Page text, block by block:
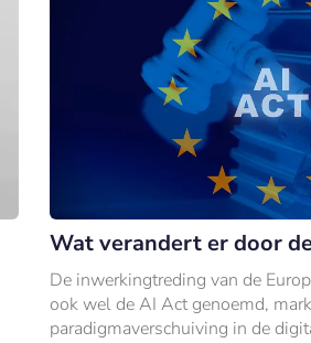
Wat verandert er door
De inwerkingtreding van de
ook wel de AI Act genoemd,
paradigmaverschuiving in de